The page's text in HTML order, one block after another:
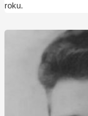
roku.